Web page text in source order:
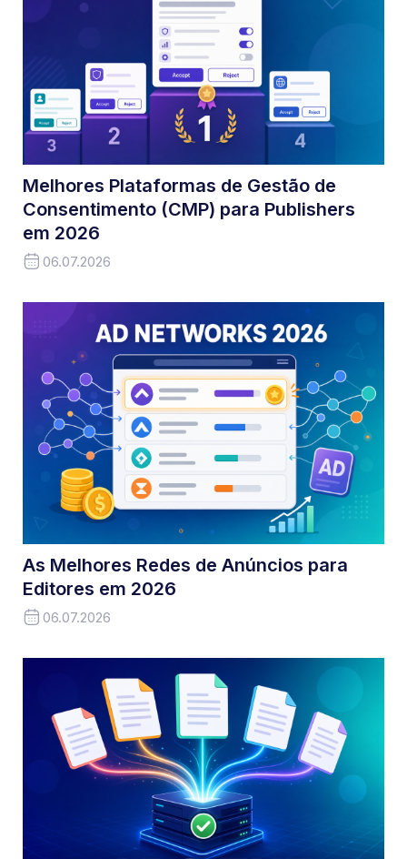
Melhores Plataformas de Gestão de
Consentimento (CMP) para Publishers
em 2026
06.07.2026
As Melhores Redes de Anúncios para
Editores em 2026
06.07.2026